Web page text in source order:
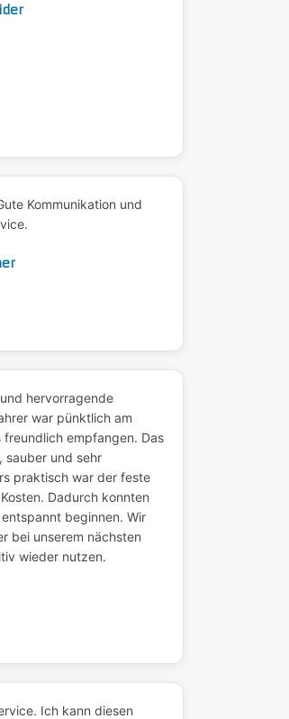
Kommunikation und
hervorragende
war pünktlich am
freundlich empfangen. Das
sauber und sehr
praktisch war der feste
Dadurch konnten
beginnen. Wir
bei unserem nächsten
wieder nutzen.
Ich kann diesen